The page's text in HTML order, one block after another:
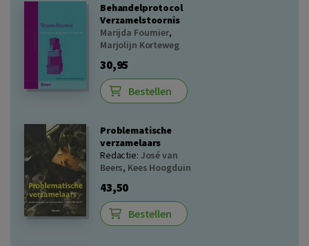
Behandelprotocol
Verzamelstoornis
Marijda Fournier,
Marjolijn Korteweg
30,95
Bestellen
Problematische
verzamelaars
Redactie: José van
Beers, Kees Hoogduin
43,50
Bestellen